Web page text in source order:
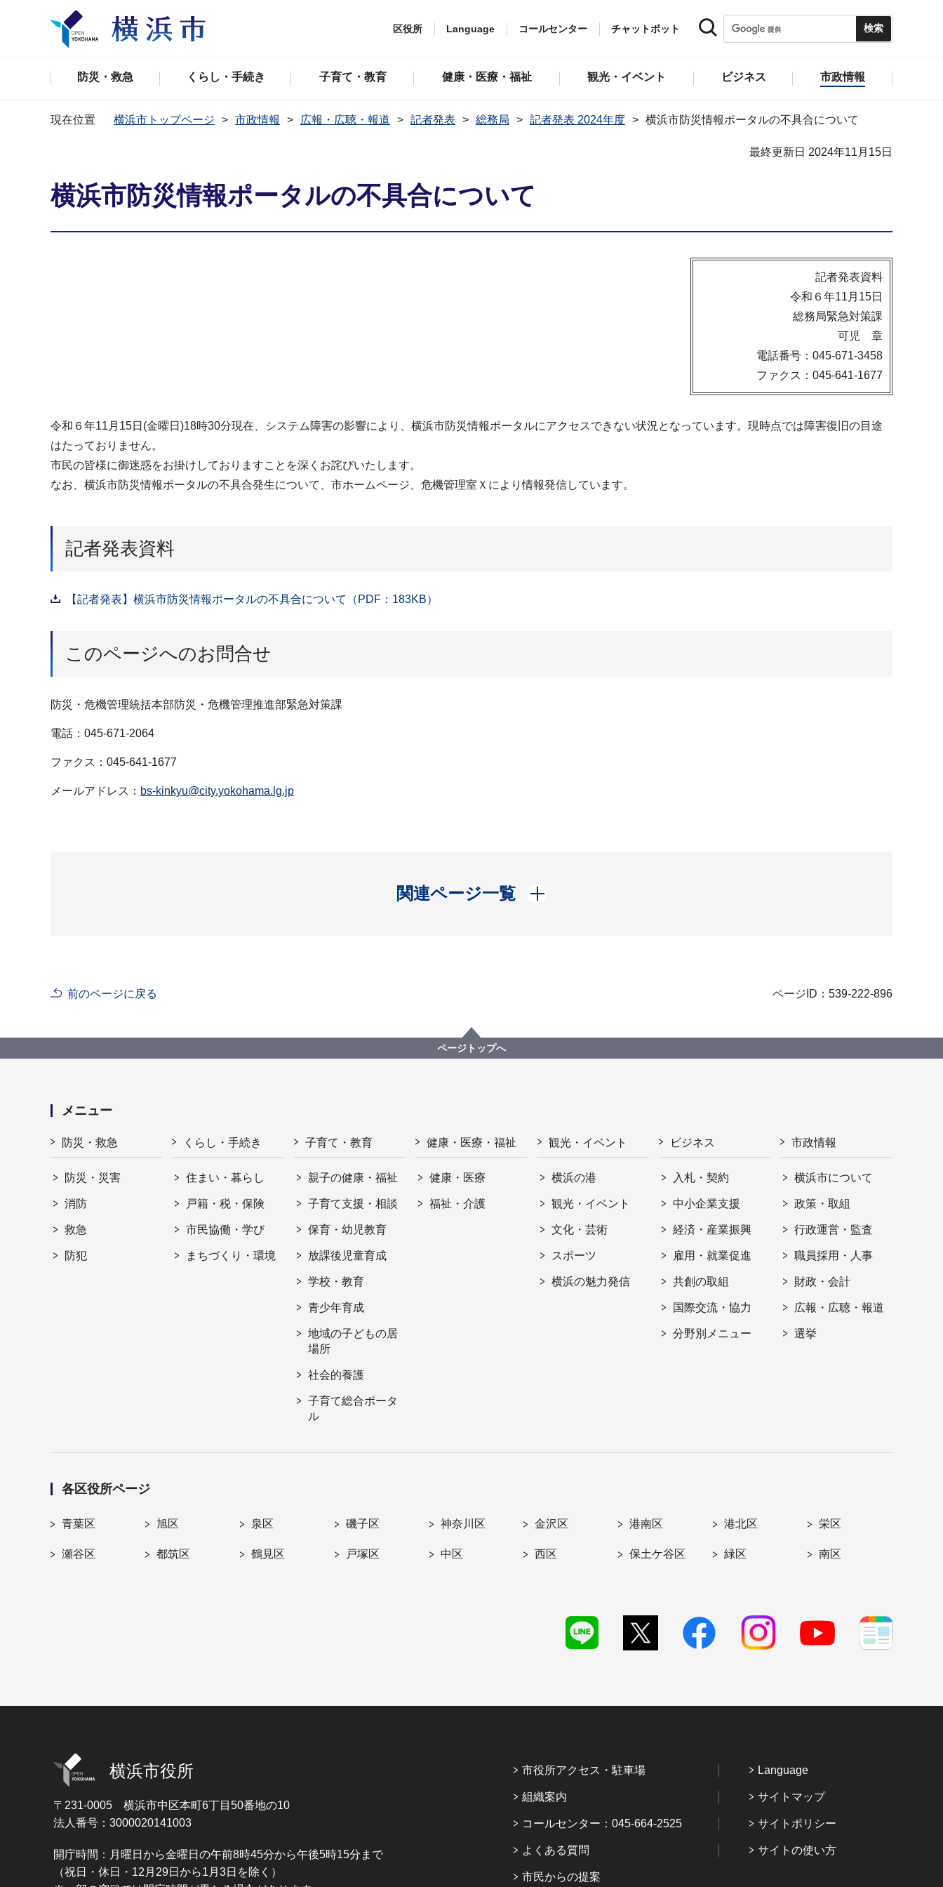
区役所 Language コールセンター チャットボット
防災・救急 くらし・手続き 子育て・教育 健康・医療・福祉 観光・イベント ビジネス 市政情報
現在位置 横浜市トップページ 市政情報 広報・広聴・報道 記者発表 総務局 記者発表 2024年度 横浜市防災情報ポータルの不具合について
最終更新日 2024年11月15日
横浜市防災情報ポータルの不具合について
記者発表資料
令和６年11月15日
総務局緊急対策課
可児 章
電話番号：045-671-3458
ファクス：045-641-1677
令和６年11月15日(金曜日)18時30分現在、システム障害の影響により、横浜市防災情報ポータルにアクセスできない状況となっています。現時点では障害復旧の目途
はたっておりません。
市民の皆様に御迷惑をお掛けしておりますことを深くお詫びいたします。
なお、横浜市防災情報ポータルの不具合発生について、市ホームページ、危機管理室Ｘにより情報発信しています。
記者発表資料
【記者発表】横浜市防災情報ポータルの不具合について（PDF：183KB）
このページへのお問合せ
防災・危機管理統括本部防災・危機管理推進部緊急対策課
電話：045-671-2064
ファクス：045-641-1677
メールアドレス： bs-kinkyu@city.yokohama.lg.jp
関連ページ一覧
開く
前のページに戻る ページID：539-222-896
ページトップへ
メニュー
防災・救急
防災・災害
消防
救急
防犯
くらし・手続き
住まい・暮らし
戸籍・税・保険
市民協働・学び
まちづくり・環境
子育て・教育
親子の健康・福祉
子育て支援・相談
保育・幼児教育
放課後児童育成
学校・教育
青少年育成
地域の子どもの居
場所
社会的養護
子育て総合ポータ
ル
健康・医療・福祉
健康・医療
福祉・介護
観光・イベント
横浜の港
観光・イベント
文化・芸術
スポーツ
横浜の魅力発信
ビジネス
入札・契約
中小企業支援
経済・産業振興
雇用・就業促進
共創の取組
国際交流・協力
分野別メニュー
市政情報
横浜市について
政策・取組
行政運営・監査
職員採用・人事
財政・会計
広報・広聴・報道
選挙
各区役所ページ
青葉区 旭区 泉区 磯子区 神奈川区 金沢区 港南区 港北区 栄区
瀬谷区 都筑区 鶴見区 戸塚区 中区 西区 保土ケ谷区 緑区 南区
横浜市役所
〒231-0005 横浜市中区本町6丁目50番地の10
法人番号：3000020141003
開庁時間：月曜日から金曜日の午前8時45分から午後5時15分まで
（祝日・休日・12月29日から1月3日を除く）
市役所アクセス・駐車場
組織案内
コールセンター：045-664-2525
よくある質問
市民からの提案
Language
サイトマップ
サイトポリシー
サイトの使い方